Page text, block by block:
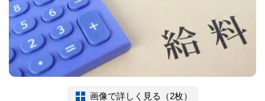
画像で詳しく見る（2枚）